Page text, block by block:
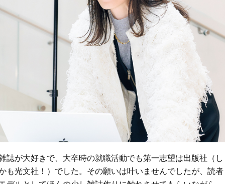
誌が大好きで、大卒時の就職活動でも第一志望は出版社（し
も光文社！）でした。その願いは叶いませんでしたが、読者